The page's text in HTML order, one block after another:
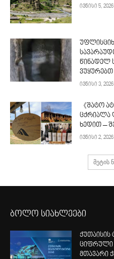
ივნისი 5, 2026
წინადელ
ვუყურებთ
ივნისი 3, 2026
《შატო
ცქრიალა
ხედით –
ივნისი 2, 2026
მეტის
ბოლო სიახლეები
ქუთაისის
ციფრული
მთავარი